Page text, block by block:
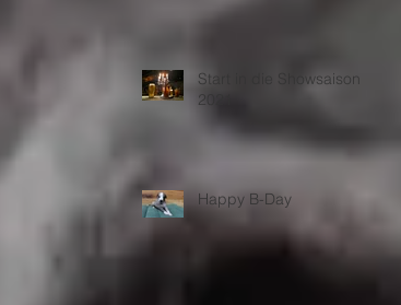
Start in die Showsaison
2021
Happy B-Day